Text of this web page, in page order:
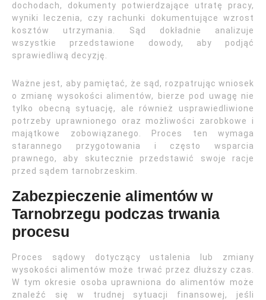
dochodach, dokumenty potwierdzające utratę pracy,
wyniki leczenia, czy rachunki dokumentujące wzrost
kosztów utrzymania. Sąd dokładnie analizuje
wszystkie przedstawione dowody, aby podjąć
sprawiedliwą decyzję.
Ważne jest, aby pamiętać, że sąd, rozpatrując wniosek
o zmianę wysokości alimentów, bierze pod uwagę nie
tylko obecną sytuację, ale również usprawiedliwione
potrzeby uprawnionego oraz możliwości zarobkowe i
majątkowe zobowiązanego. Proces ten wymaga
starannego przygotowania i często wsparcia
prawnego, aby skutecznie przedstawić swoje racje
przed sądem tarnobrzeskim.
Zabezpieczenie alimentów w
Tarnobrzegu podczas trwania
procesu
Proces sądowy dotyczący ustalenia lub zmiany
wysokości alimentów może trwać przez dłuższy czas.
W tym okresie osoba uprawniona do alimentów może
znaleźć się w trudnej sytuacji finansowej, jeśli